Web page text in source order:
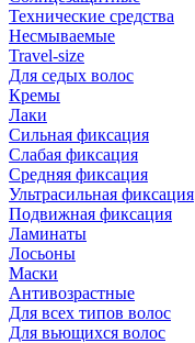
Технические средства
Несмываемые
Travel-size
Для седых волос
Кремы
Лаки
Сильная фиксация
Слабая фиксация
Средняя фиксация
Ультрасильная фиксация
Подвижная фиксация
Ламинаты
Лосьоны
Маски
Антивозрастные
Для всех типов волос
Для вьющихся волос